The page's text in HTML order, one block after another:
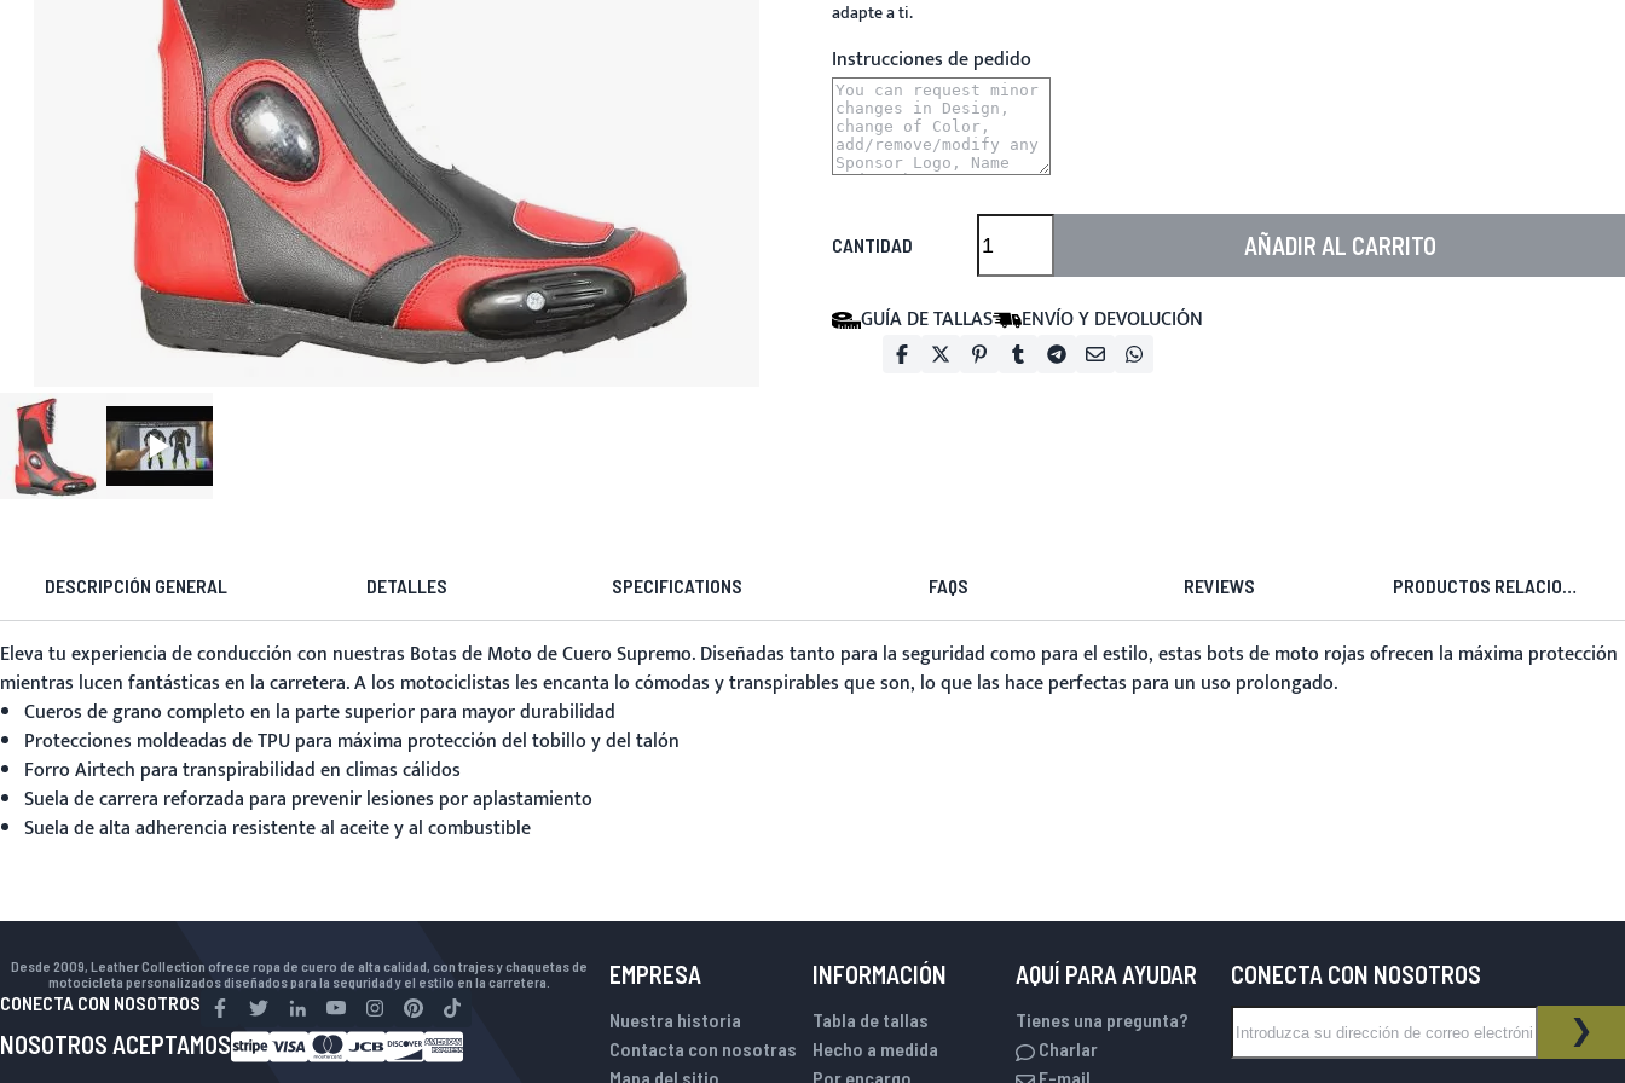
adapte a ti.
Instrucciones de pedido
CANTIDAD AÑADIR AL CARRITO
GUÍA DE TALLAS ENVÍO Y DEVOLUCIÓN
DESCRIPCIÓN GENERAL DETALLES SPECIFICATIONS FAQS REVIEWS PRODUCTOS RELACIONADOS
Eleva tu experiencia de conducción con nuestras Botas de Moto de Cuero Supremo. Diseñadas tanto para la seguridad como para el estilo, estas bots de moto rojasofrecen la máxima protección
mientras lucen fantásticas en la carretera. A los motociclistas les encanta lo cómodas y transpirables que son, lo que las hace perfectas para un uso prolongado.
Cueros de grano completo en la parte superior para mayor durabilidad
Protecciones moldeadas de TPU para máxima protección del tobillo y del talón
Forro Airtech para transpirabilidad en climas cálidos
Suela de carrera reforzada para prevenir lesiones por aplastamiento
Suela de alta adherencia resistente al aceite y al combustible
Desde 2009, Leather Collection ofrece ropa de cuero de alta calidad, con trajes y chaquetas de
motocicleta personalizados diseñados para la seguridad y el estilo en la carretera.
CONECTA CON NOSOTROS
NOSOTROS ACEPTAMOS
EMPRESA
Nuestra historia
Contacta con nosotras
Mapa del sitio
INFORMACIÓN
Tabla de tallas
Hecho a medida
Por encargo
AQUÍ PARA AYUDAR
Tienes una pregunta?
Charlar
E-mail
CONECTA CON NOSOTROS
BOLETÍN DE NOTICIAS